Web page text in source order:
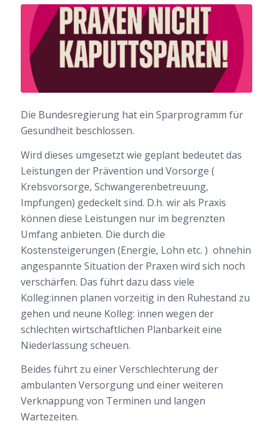
Die Bundesregierung hat ein Sparprogramm für
Gesundheit beschlossen.
Wird dieses umgesetzt wie geplant bedeutet das
Leistungen der Prävention und Vorsorge (
Krebsvorsorge, Schwangerenbetreuung,
Impfungen) gedeckelt sind. D.h. wir als Praxis
können diese Leistungen nur im begrenzten
Umfang anbieten. Die durch die
Kostensteigerungen (Energie, Lohn etc. ) ohnehin
angespannte Situation der Praxen wird sich noch
verschärfen. Das führt dazu dass viele
Kolleg:innen planen vorzeitig in den Ruhestand zu
gehen und neune Kolleg: innen wegen der
schlechten wirtschaftlichen Planbarkeit eine
Niederlassung scheuen.
Beides führt zu einer Verschlechterung der
ambulanten Versorgung und einer weiteren
Verknappung von Terminen und langen
Wartezeiten.